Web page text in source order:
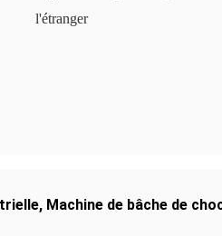
l'étranger
, Machine de bâche de